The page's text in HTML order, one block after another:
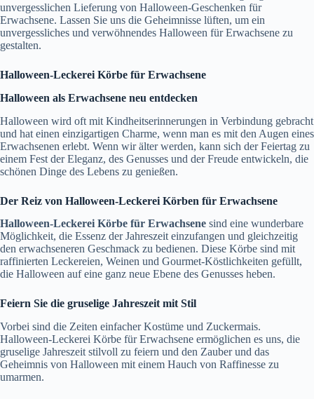
unvergesslichen Lieferung von Halloween-Geschenken für
Erwachsene. Lassen Sie uns die Geheimnisse lüften, um ein
unvergessliches und verwöhnendes Halloween für Erwachsene zu
gestalten.
Halloween-Leckerei Körbe für Erwachsene
Halloween als Erwachsene neu entdecken
Halloween wird oft mit Kindheitserinnerungen in Verbindung gebracht
und hat einen einzigartigen Charme, wenn man es mit den Augen eines
Erwachsenen erlebt. Wenn wir älter werden, kann sich der Feiertag zu
einem Fest der Eleganz, des Genusses und der Freude entwickeln, die
schönen Dinge des Lebens zu genießen.
Der Reiz von Halloween-Leckerei Körben für Erwachsene
Halloween-Leckerei Körbe für Erwachsene sind eine wunderbare
Möglichkeit, die Essenz der Jahreszeit einzufangen und gleichzeitig
den erwachseneren Geschmack zu bedienen. Diese Körbe sind mit
raffinierten Leckereien, Weinen und Gourmet-Köstlichkeiten gefüllt,
die Halloween auf eine ganz neue Ebene des Genusses heben.
Feiern Sie die gruselige Jahreszeit mit Stil
Vorbei sind die Zeiten einfacher Kostüme und Zuckermais.
Halloween-Leckerei Körbe für Erwachsene ermöglichen es uns, die
gruselige Jahreszeit stilvoll zu feiern und den Zauber und das
Geheimnis von Halloween mit einem Hauch von Raffinesse zu
umarmen.